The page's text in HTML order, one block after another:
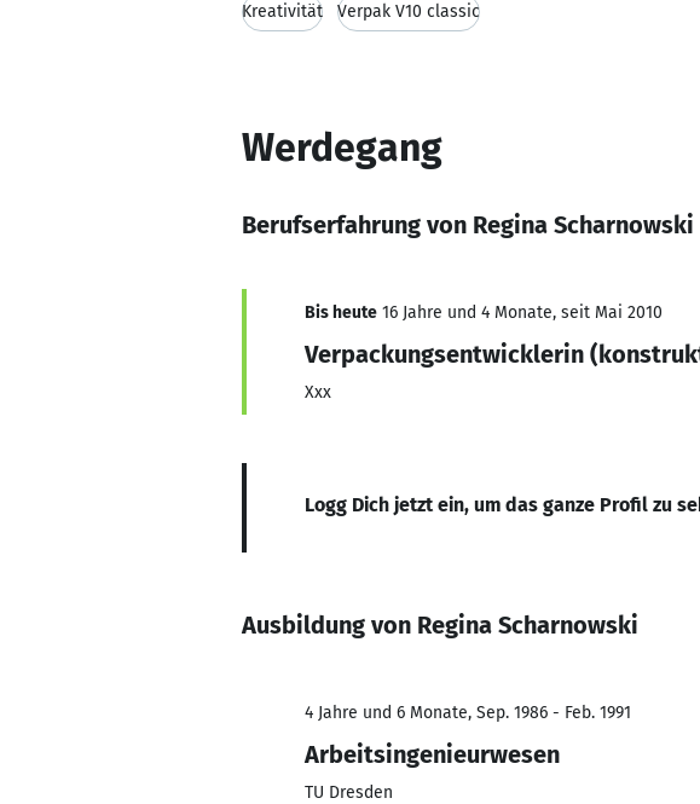
Kreativität Verpak V10 classic
Werdegang
Berufserfahrung von Regina Scharnowski
Bis heute 16 Jahre und 4 Monate, seit Mai 2010
Verpackungsentwicklerin
Xxx
Logg Dich jetzt ein, um das ganze Profil zu
Ausbildung von Regina Scharnowski
4 Jahre und 6 Monate, Sep. 1986 - Feb. 1991
Arbeitsingenieurwesen
TU Dresden